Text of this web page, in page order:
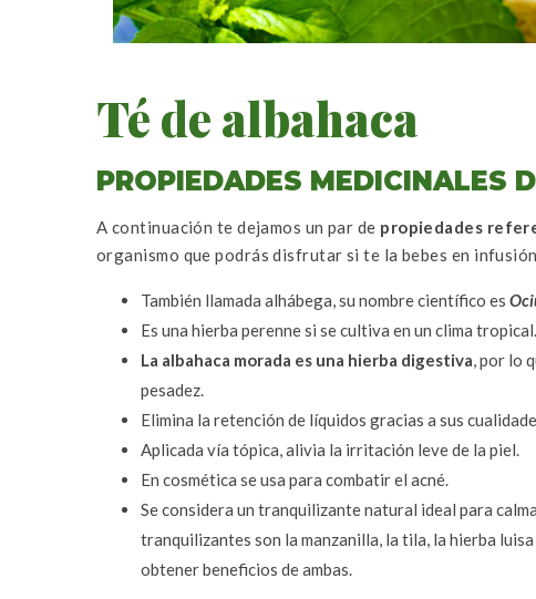
Té de albahaca
PROPIEDADES MEDICINALES
A continuación te dejamos un par de propiedades
organismo que podrás disfrutar si te la bebes en
También llamada alhábega, su nombre científico es
Es una hierba perenne si se cultiva en un clima tropical.
La albahaca morada es una hierba digestiva, por lo
pesadez.
Elimina la retención de líquidos gracias a sus
Aplicada vía tópica, alivia la irritación leve de la piel.
En cosmética se usa para combatir el acné.
Se considera un tranquilizante natural ideal para
tranquilizantes son la manzanilla, la tila, la hierba
obtener beneficios de ambas.